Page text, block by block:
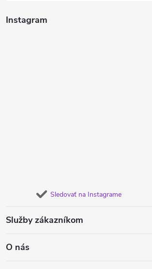
Instagram
Sledovať na Instagrame
Služby zákazníkom
O nás